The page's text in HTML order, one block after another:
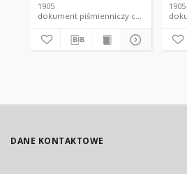
1905
dokument piśmienniczy czasopismo
1905
DANE KONTAKTOWE